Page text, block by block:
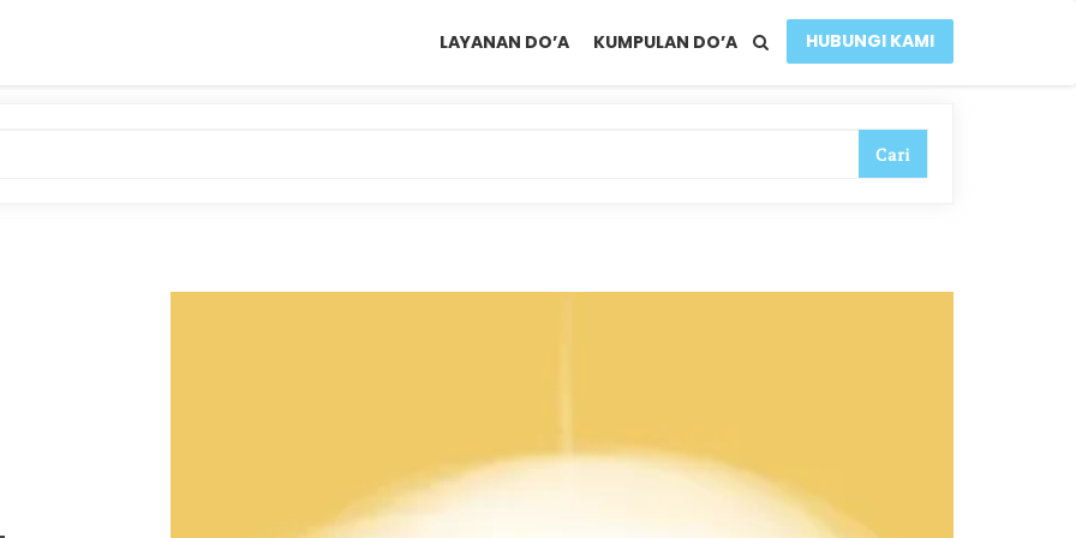
LAYANAN DO’A KUMPULAN DO’A HUBUNGI KAMI